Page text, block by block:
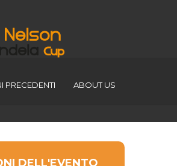
PRECEDENTI ABOUT US
DELL'EVENTO